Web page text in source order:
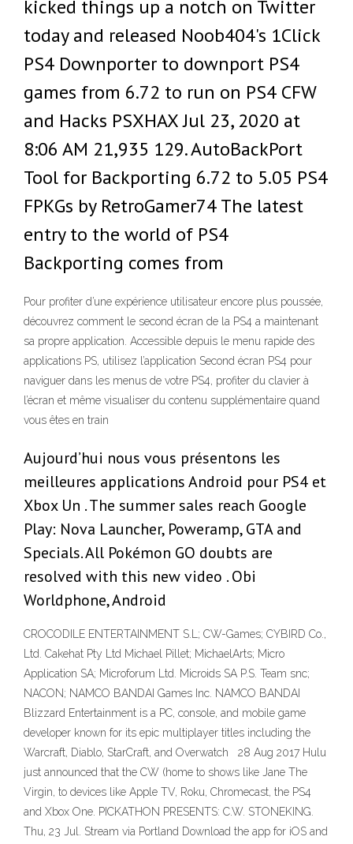
kicked things up a notch on Twitter
today and released Noob404's 1Click
PS4 Downporter to downport PS4
games from 6.72 to run on PS4 CFW
and Hacks PSXHAX Jul 23, 2020 at
8:06 AM 21,935 129. AutoBackPort
Tool for Backporting 6.72 to 5.05 PS4
FPKGs by RetroGamer74 The latest
entry to the world of PS4
Backporting comes from
Pour profiter d’une expérience utilisateur encore plus poussée,
découvrez comment le second écran de la PS4 a maintenant
sa propre application. Accessible depuis le menu rapide des
applications PS, utilisez l’application Second écran PS4 pour
naviguer dans les menus de votre PS4, profiter du clavier à
l’écran et même visualiser du contenu supplémentaire quand
vous êtes en train
Aujourd’hui nous vous présentons les
meilleures applications Android pour PS4 et
Xbox Un . The summer sales reach Google
Play: Nova Launcher, Poweramp, GTA and
Specials. All Pokémon GO doubts are
resolved with this new video . Obi
Worldphone, Android
CROCODILE ENTERTAINMENT S.L; CW-Games; CYBIRD Co.,
Ltd. Cakehat Pty Ltd Michael Pillet; MichaelArts; Micro
Application SA; Microforum Ltd. Microids SA P.S. Team snc;
NACON; NAMCO BANDAI Games Inc. NAMCO BANDAI
Blizzard Entertainment is a PC, console, and mobile game
developer known for its epic multiplayer titles including the
Warcraft, Diablo, StarCraft, and Overwatch 28 Aug 2017 Hulu
just announced that the CW (home to shows like Jane The
Virgin, to devices like Apple TV, Roku, Chromecast, the PS4
and Xbox One. PICKATHON PRESENTS: C.W. STONEKING.
Thu, 23 Jul. Stream via Portland Download the app for iOS and